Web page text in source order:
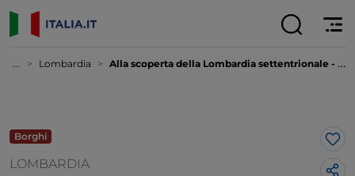
... Lombardia Alla scoperta della Lombardia settentrionale - Bellano, Chiavenna e Almenno San Bartolomeo
Borghi
LOMBARDIA